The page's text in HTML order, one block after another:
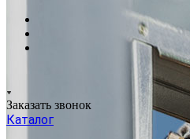
Заказать звонок
Каталог